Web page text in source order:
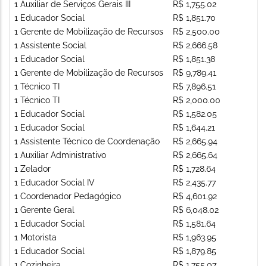
1 Auxiliar de Serviços Gerais III
1 Educador Social
1 Gerente de Mobilização de Recursos
1 Assistente Social
1 Educador Social
1 Gerente de Mobilização de Recursos
1 Técnico TI
1 Técnico TI
1 Educador Social
1 Educador Social
1 Assistente Técnico de Coordenação
1 Auxiliar Administrativo
1 Zelador
1 Educador Social IV
1 Coordenador Pedagógico
1 Gerente Geral
1 Educador Social
1 Motorista
1 Educador Social
R$ 1,755.02
R$ 1,851.70
R$ 2,500.00
R$ 2,666.58
R$ 1,851.38
R$ 9,789.41
R$ 7,896.51
R$ 2,000.00
R$ 1,582.05
R$ 1,644.21
R$ 2,665.94
R$ 2,665.64
R$ 1,728.64
R$ 2,435.77
R$ 4,601.92
R$ 6,048.02
R$ 1,581.64
R$ 1,963.95
R$ 1,879.85